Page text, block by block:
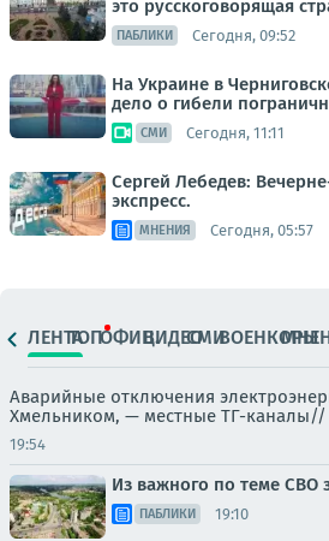
это русскоговорящая
ПАБЛИКИ Сегодня, 09:52
На Украине в
дело о гибели
СМИ Сегодня, 11:11
Сергей Лебедев:
экспресс.
МНЕНИЯ Сегодня, 05:57
ЛЕНТАТОПОФИЦ.ВИДЕОСМИВОЕНКОРЫ
Аварийные отключения
Хмельником, — местные ТГ-каналы//
19:54
Из важного по теме СВО
ПАБЛИКИ 19:10